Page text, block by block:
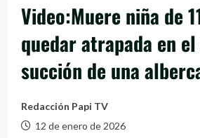
Video:Muere niña de
quedar atrapada en
succión de una
Redacción Papi TV
12 de enero de 2026